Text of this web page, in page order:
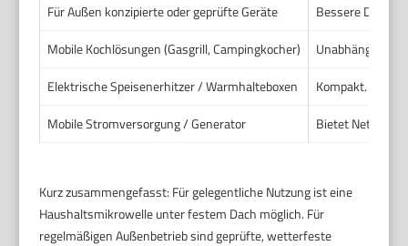
Für Außen konzipierte oder geprüfte Geräte
Bessere
Mobile Kochlösungen (Gasgrill, Campingkocher)
Unabhängig
Elektrische Speisenerhitzer / Warmhalteboxen
Kompakt. Oft
Mobile Stromversorgung / Generator
Bietet
Kurz zusammengefasst: Für gelegentliche Nutzung ist eine
Haushaltsmikrowelle unter festem Dach möglich. Für
regelmäßigen Außenbetrieb sind geprüfte, wetterfeste